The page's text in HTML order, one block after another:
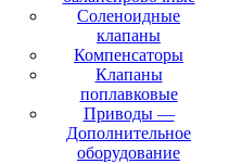
Соленоидные
клапаны
Компенсаторы
Клапаны
поплавковые
Приводы —
Дополнительное
оборудование